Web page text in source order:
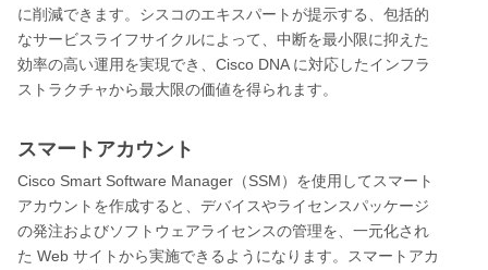
に削減できます。シスコのエキスパートが提示する、包括的
なサービスライフサイクルによって、中断を最小限に抑えた
効率の高い運用を実現でき、 Cisco DNA に対応したインフラ
ストラクチャから最大限の価値を得られます。
スマートアカウント
Cisco Smart Software Manager （ SSM ）を使用してスマート
アカウントを作成すると、デバイスやライセンスパッケージ
の発注およびソフトウェアライセンスの管理を、一元化され
た Web サイトから実施できるようになります。スマートアカ